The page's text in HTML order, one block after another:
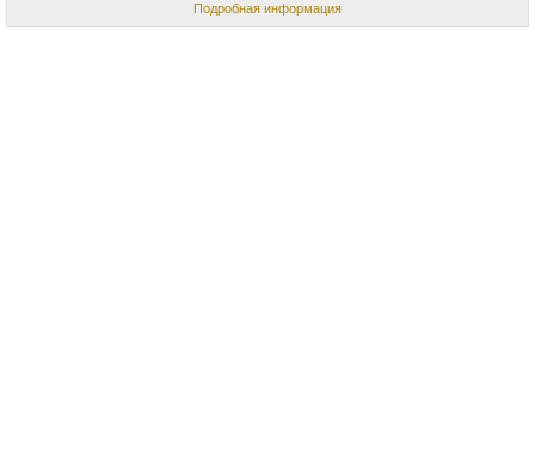
Подробная информация